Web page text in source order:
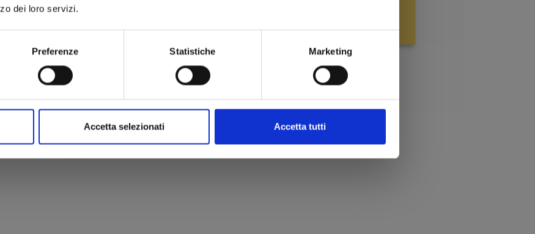
dei loro servizi.
Preferenze Statistiche Marketing
Accetta selezionati Accetta tutti